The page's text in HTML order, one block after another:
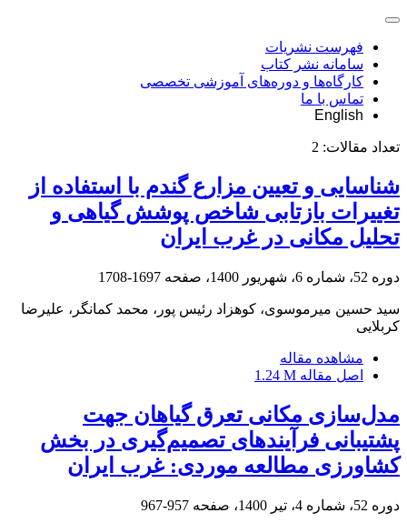
فهرست نشریات
سامانه نشر کتاب
کارگاه‌ها و دوره‌های آموزشی تخصصی
تماس با ما
English
تعداد مقالات: 2
شناسایی و تعیین مزارع گندم با استفاده از
تغییرات بازتابی شاخص پوشش گیاهی و
تحلیل مکانی در غرب ایران
دوره 52، شماره 6، شهریور 1400، صفحه 1697-1708
سید حسین میرموسوی، کوهزاد رئیس پور، محمد کمانگر، علیرضا
کربلایی
مشاهده مقاله
اصل مقاله 1.24 M
مدل‌سازی مکانی تعرق گیاهان جهت
پشتیبانی فرآیندهای تصمیم‌گیری در بخش
کشاورزی مطالعه موردی: غرب ایران
دوره 52، شماره 4، تیر 1400، صفحه 957-967